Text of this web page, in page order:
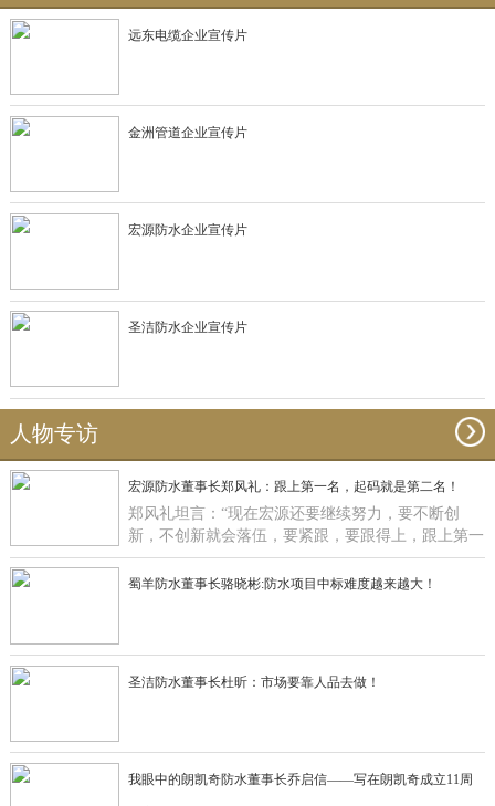
远东电缆企业宣传片
金洲管道企业宣传片
宏源防水企业宣传片
圣洁防水企业宣传片
人物专访
宏源防水董事长郑风礼：跟上第一名，起码就是第二名！
郑风礼坦言：“现在宏源还要继续努力，要不断创
新，不创新就会落伍，要紧跟，要跟得上，跟上第一
名，起码就是第二名了”。
蜀羊防水董事长骆晓彬:防水项目中标难度越来越大！
圣洁防水董事长杜昕：市场要靠人品去做！
我眼中的朗凯奇防水董事长乔启信——写在朗凯奇成立11周